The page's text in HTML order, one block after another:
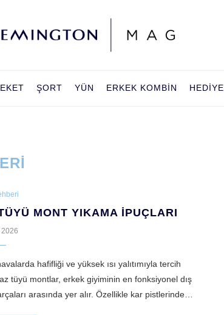
ŞORT YÜN ERKEK KOMBIN HEDIYE
MONT YIKAMA İPUÇLARI
hafifliği ve yüksek ısı yalıtımıyla tercih
tüyü montlar, erkek giyiminin en fonksiyonel dış
arasında yer alır. Özellikle kar pistlerinde…